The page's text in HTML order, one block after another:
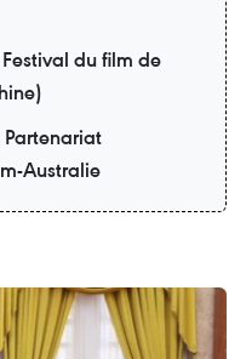
du film de
Australie